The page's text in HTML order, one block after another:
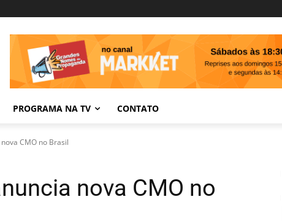
PROGRAMA NA TV CONTATO
CMO no Brasil
nova CMO no